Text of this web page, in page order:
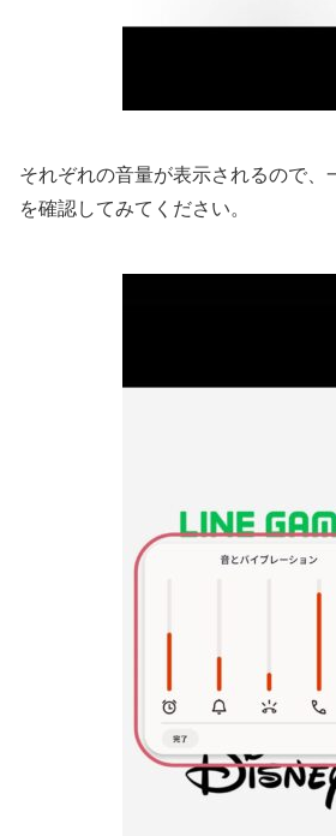
それぞれの音量が表示されるので、
を確認してみてください。